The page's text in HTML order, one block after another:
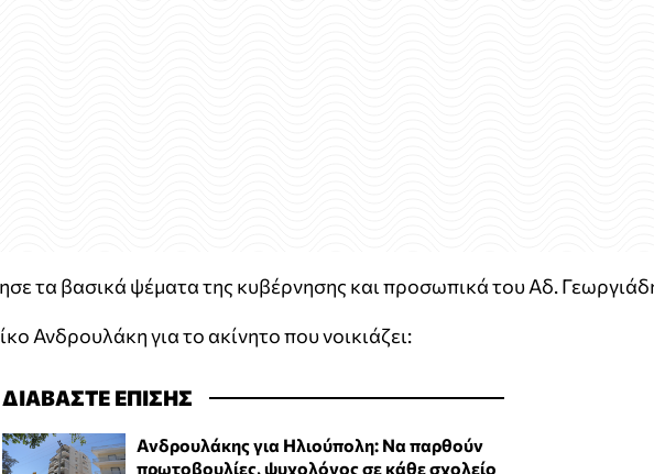
τα βασικά ψέματα της κυβέρνησης και προσωπικά του Αδ.
Ανδρουλάκη για το ακίνητο που νοικιάζει:
ΔΙΑΒΑΣΤΕ ΕΠΙΣΗΣ
Ανδρουλάκης για Ηλιούπολη: Να παρθούν
πρωτοβουλίες, ψυχολόγος σε κάθε σχολείο